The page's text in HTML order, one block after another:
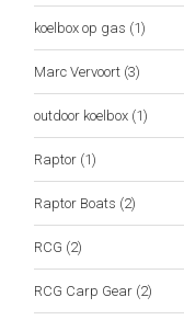
koelbox op gas (1)
Marc Vervoort (3)
outdoor koelbox (1)
Raptor (1)
Raptor Boats (2)
RCG (2)
RCG Carp Gear (2)